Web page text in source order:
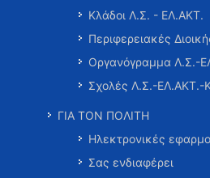
Κλάδοι Λ.Σ. - ΕΛ.ΑΚΤ.
Περιφερειακές
Οργανόγραμμα Λ.Σ.-
Σχολές Λ.Σ.-ΕΛ.ΑΚΤ.-
ΓΙΑ ΤΟΝ ΠΟΛΙΤΗ
Ηλεκτρονικές
Σας ενδιαφέρει